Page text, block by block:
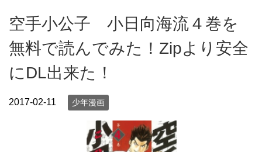
空手小公子 小日向海流４巻を
無料で読んでみた！Zipより安全
にDL出来た！
2017-02-11 少年漫画